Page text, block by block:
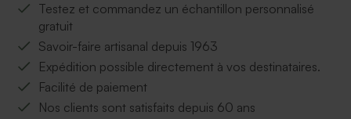
Testez et commandez un échantillon personnalisé
gratuit
Savoir-faire artisanal depuis 1963
Expédition possible directement à vos destinataires.
Facilité de paiement
Nos clients sont satisfaits depuis 60 ans